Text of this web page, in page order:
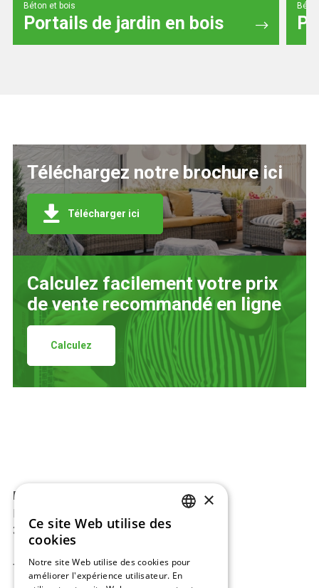
Béton et bois
Portails de jardin en bois
Téléchargez notre brochure ici
Télécharger ici
Calculez facilement votre prix
de vente recommandé en ligne
Calculez
BAJ-Beton™
Europark 2002
3530 Houthalen, Belgique
Tel:+32 11 34 08 50
×
Ce site Web utilise des
cookies
Notre site Web utilise des cookies pour
améliorer l'expérience utilisateur. En